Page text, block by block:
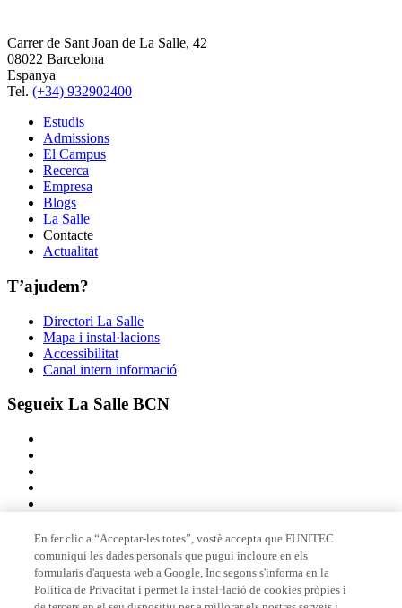
Carrer de Sant Joan de La Salle, 42
08022 Barcelona
Espanya
Tel. (+34) 932902400
Estudis
Admissions
El Campus
Recerca
Empresa
Blogs
La Salle
Contacte
Actualitat
T’ajudem?
Directori La Salle
Mapa i instal·lacions
Accessibilitat
Canal intern informació
Segueix La Salle BCN
Membre de
En fer clic a “Acceptar-les totes”, vostè accepta que FUNITEC
comuniqui les dades personals que pugui incloure en els
formularis d'aquesta web a Google, Inc segons s'informa en la
Política de Privacitat i permet la instal·lació de cookies pròpies i